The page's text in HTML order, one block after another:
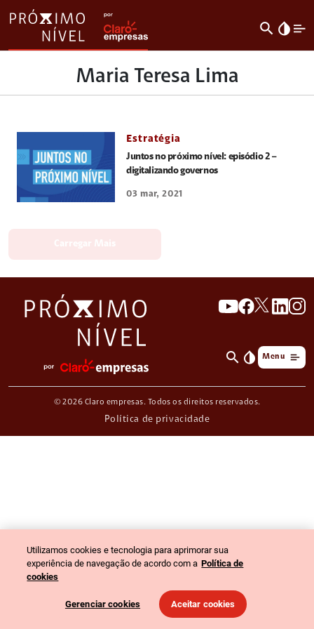
search invert_colors
Maria Teresa Lima
Estratégia
Juntos no próximo nível: episódio 2 –
digitalizando governos
03 mar, 2021
search invert_colors Menu
© 2026 Claro empresas. Todos os direitos reservados.
Política de privacidade
Utilizamos cookies e tecnologia para aprimorar sua
experiência de navegação de acordo com a Política de
cookies
Gerenciar cookies Aceitar cookies